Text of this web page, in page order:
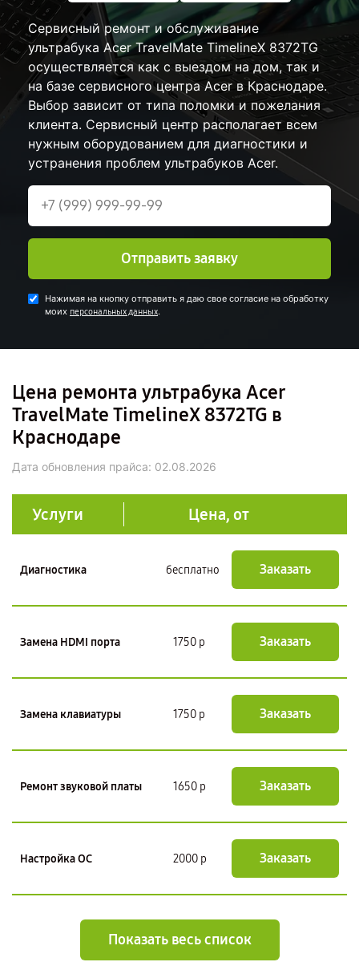
Сервисный ремонт и обслуживание
ультрабука Acer TravelMate TimelineX 8372TG
осуществляется как с выездом на дом, так и
на базе сервисного центра Acer в Краснодаре.
Выбор зависит от типа поломки и пожелания
клиента. Сервисный центр располагает всем
нужным оборудованием для диагностики и
устранения проблем ультрабуков Acer.
Отправить заявку
Нажимая на кнопку отправить я даю свое согласие на обработку
моих персональных данных.
Цена ремонта ультрабука Acer
TravelMate TimelineX 8372TG в
Краснодаре
Дата обновления прайса: 02.08.2026
Услуги Цена, от
Диагностика бесплатно Заказать
Замена HDMI порта 1750 р Заказать
Замена клавиатуры 1750 р Заказать
Ремонт звуковой платы 1650 р Заказать
Настройка ОС 2000 р Заказать
Показать весь список